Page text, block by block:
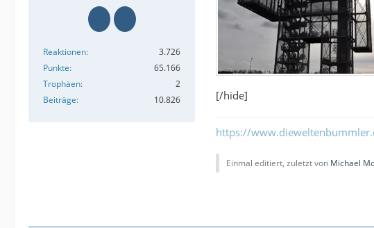
Reaktionen
3.726
Punkte
65.166
Trophäen
2
Beiträge
10.826 [/hide]
https://
Einmal editiert, zuletzt von Michael